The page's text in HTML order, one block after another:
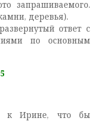
запрашиваемого.
деревья).
ответ с
по основным
к Ирине, что бы